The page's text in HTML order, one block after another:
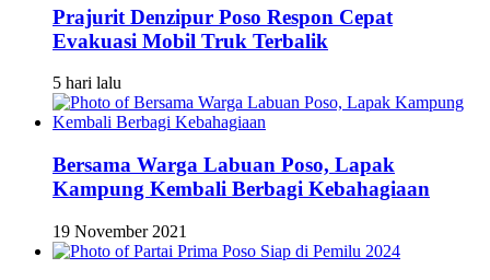
Prajurit Denzipur Poso Respon Cepat
Evakuasi Mobil Truk Terbalik
5 hari lalu
Bersama Warga Labuan Poso, Lapak
Kampung Kembali Berbagi Kebahagiaan
19 November 2021